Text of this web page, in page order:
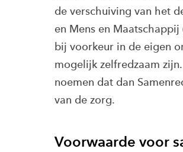
de verschuiving van het
en Mens en
bij voorkeur in de eigen
mogelijk zelfredzaam
noemen dat dan
van de zorg.
Voorwaarde voor